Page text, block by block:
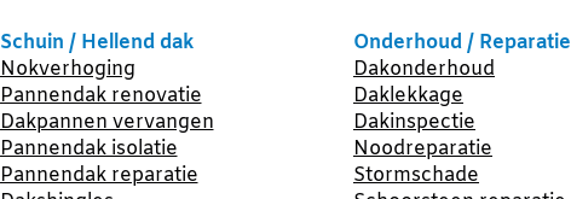
Schuin / Hellend dak
Nokverhoging
Pannendak renovatie
Dakpannen vervangen
Pannendak isolatie
Pannendak reparatie
Onderhoud / Reparatie
Dakonderhoud
Daklekkage
Dakinspectie
Noodreparatie
Stormschade